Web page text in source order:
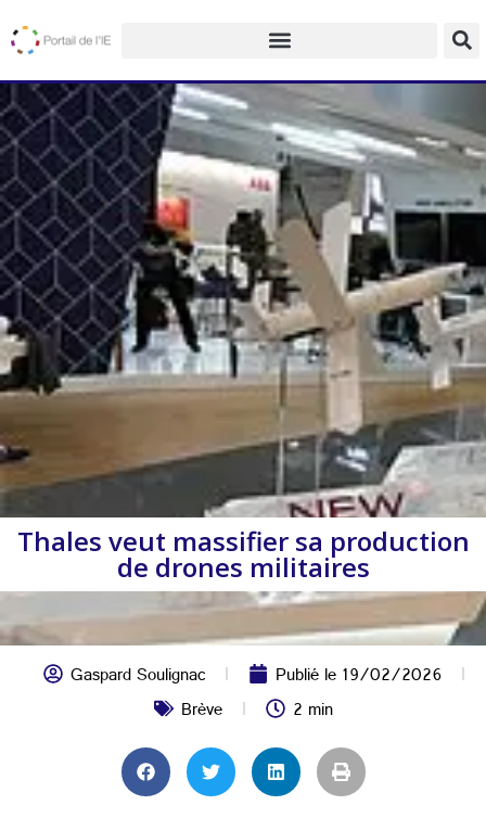
Thales veut massifier sa production
de drones militaires
Gaspard Soulignac Publié le19/02/2026
Brève
2 min